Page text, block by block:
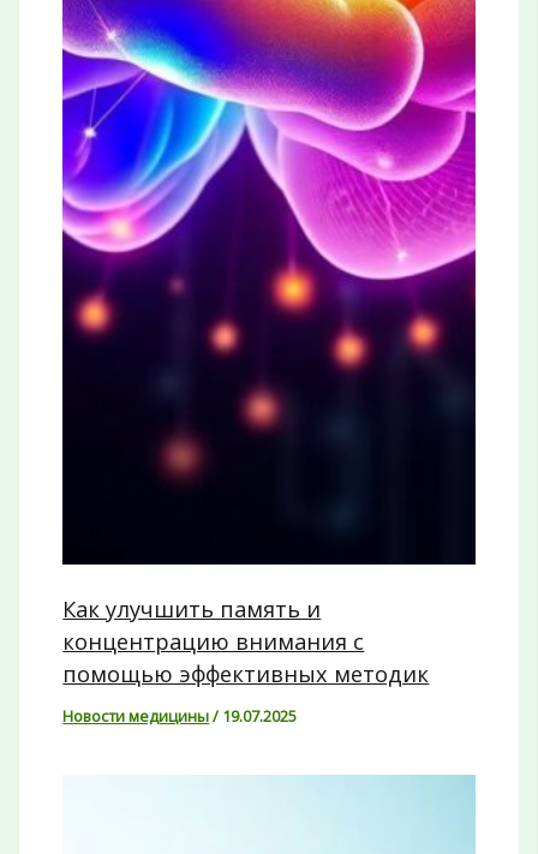
Как улучшить память и
концентрацию внимания с
помощью эффективных методик
Новости медицины/ 19.07.2025